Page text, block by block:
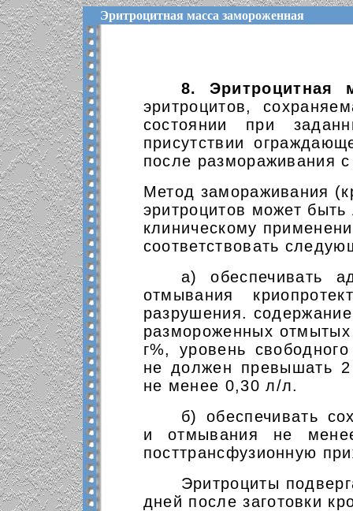
Эритроцитная масса замороженная
8. Эритроцитная
эритроцитов,
состоянии при
присутствии
после размораживания
Метод замораживания
эритроцитов может
клиническому
соответствовать
а) обеспечивать
отмывания
разрушения.
размороженных
г%, уровень
не должен превышать 2
не менее 0,30 л/л.
б) обеспечивать
и отмывания не
посттрансфузионную
Эритроциты
дней после заготовки